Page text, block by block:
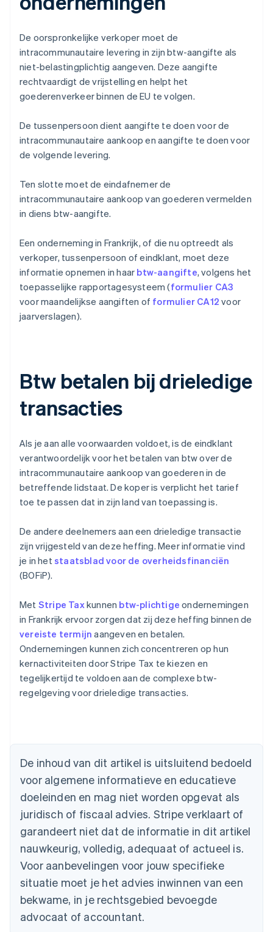
De oorspronkelijke verkoper moet de
intracommunautaire levering in zijn btw-aangifte als
niet-belastingplichtig aangeven. Deze aangifte
rechtvaardigt de vrijstelling en helpt het
goederenverkeer binnen de EU te volgen.
De tussenpersoon dient aangifte te doen voor de
intracommunautaire aankoop en aangifte te doen voor
de volgende levering.
Ten slotte moet de eindafnemer de
intracommunautaire aankoop van goederen vermelden
in diens btw-aangifte.
Een onderneming in Frankrijk, of die nu optreedt als
verkoper, tussenpersoon of eindklant, moet deze
informatie opnemen in haar btw-aangifte, volgens het
toepasselijke rapportagesysteem (formulier CA3
voor maandelijkse aangiften of formulier CA12 voor
jaarverslagen).
Btw betalen bij drieledige
transacties
Als je aan alle voorwaarden voldoet, is de eindklant
verantwoordelijk voor het betalen van btw over de
intracommunautaire aankoop van goederen in de
betreffende lidstaat. De koper is verplicht het tarief
toe te passen dat in zijn land van toepassing is.
De andere deelnemers aan een drieledige transactie
zijn vrijgesteld van deze heffing. Meer informatie vind
je in hetstaatsblad voor de overheidsfinanciën
(BOFiP).
Met Stripe Taxkunnen btw-plichtige ondernemingen
in Frankrijk ervoor zorgen dat zij deze heffing binnen de
vereiste termijn aangeven en betalen.
Ondernemingen kunnen zich concentreren op hun
kernactiviteiten door Stripe Tax te kiezen en
tegelijkertijd te voldoen aan de complexe btw-
regelgeving voor drieledige transacties.
De inhoud van dit artikel is uitsluitend bedoeld
voor algemene informatieve en educatieve
doeleinden en mag niet worden opgevat als
juridisch of fiscaal advies. Stripe verklaart of
garandeert niet dat de informatie in dit artikel
nauwkeurig, volledig, adequaat of actueel is.
Voor aanbevelingen voor jouw specifieke
situatie moet je het advies inwinnen van een
bekwame, in je rechtsgebied bevoegde
advocaat of accountant.
Australië
België
Nederlands FrançaisDeutschEnglish
Brazilië
Português English
Bulgarije
English
English Français
Cyprus
Denemarken
English